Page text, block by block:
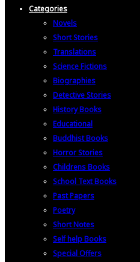
Categories
Novels
Short Stories
Translations
Science Fictions
Biographies
Detective Stories
History Books
Educational
Buddhist Books
Horror Stories
Childrens Books
School Text Books
Past Papers
Poetry
Short Notes
Self help Books
Special Offers